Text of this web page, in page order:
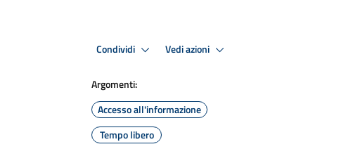
Condividi Vedi azioni
Argomenti:
Accesso all'informazione
Tempo libero